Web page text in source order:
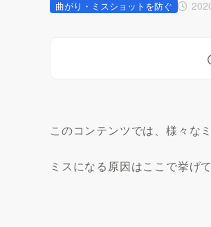
曲がり・ミスショットを防ぐ
このコンテンツでは、様々な
ミスになる原因はここで挙げ